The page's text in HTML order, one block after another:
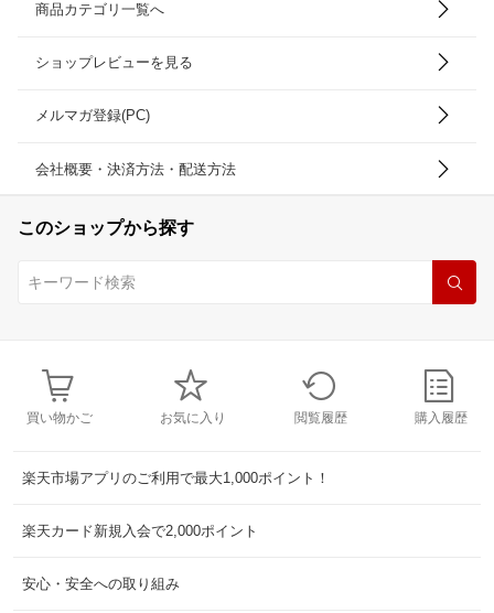
商品カテゴリ一覧へ
ショップレビューを見る
メルマガ登録(PC)
会社概要・決済方法・配送方法
このショップから探す
買い物かご お気に入り 閲覧履歴 購入履歴
楽天市場アプリのご利用で最大1,000ポイント！
楽天カード新規入会で2,000ポイント
安心・安全への取り組み